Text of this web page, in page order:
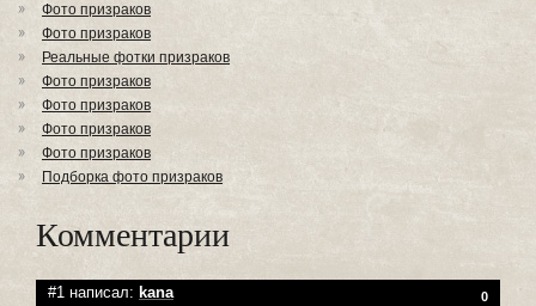
Фото призраков
Фото призраков
Реальные фотки призраков
Фото призраков
Фото призраков
Фото призраков
Фото призраков
Подборка фото призраков
Комментарии
#1 написал: kana 0